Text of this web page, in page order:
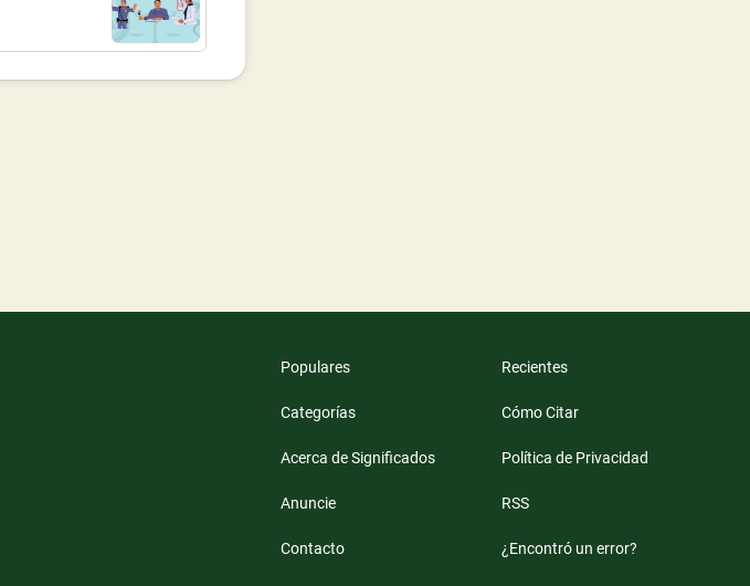
Populares Recientes
Categorías Cómo Citar
Acerca de Significados Política de Privacidad
Anuncie RSS
Contacto ¿Encontró un error?